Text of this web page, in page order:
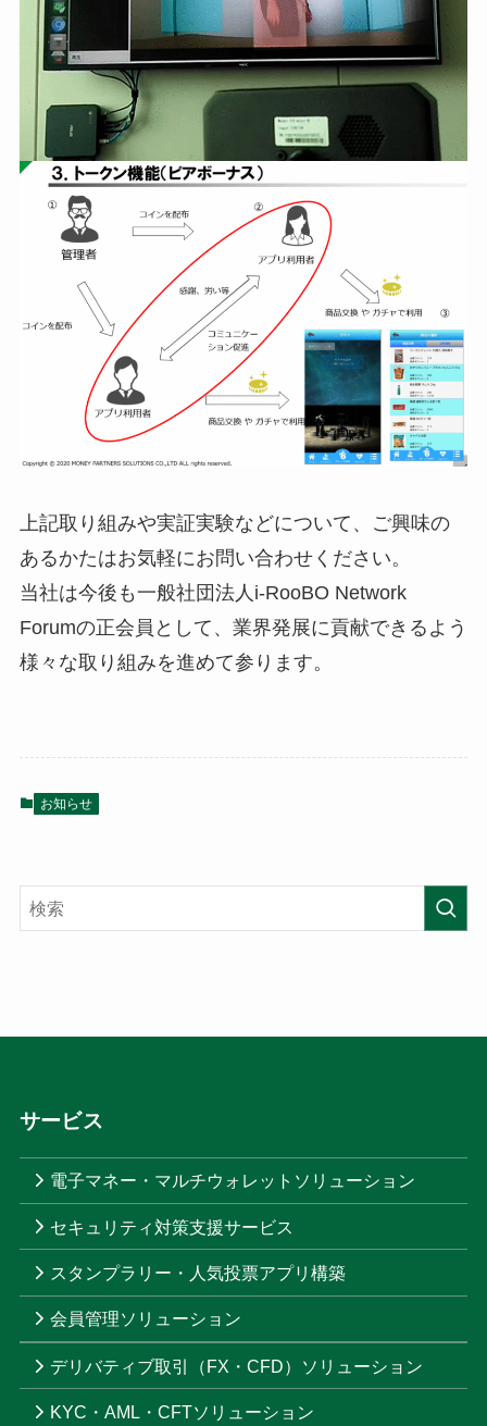
上記取り組みや実証実験などについて、ご興味の
あるかたはお気軽にお問い合わせください。
当社は今後も一般社団法人i-RooBO Network
Forumの正会員として、業界発展に貢献できるよう
様々な取り組みを進めて参ります。
お知らせ
サービス
電子マネー・マルチウォレットソリューション
セキュリティ対策支援サービス
スタンプラリー・人気投票アプリ構築
会員管理ソリューション
デリバティブ取引（FX・CFD）ソリューション
KYC・AML・CFTソリューション